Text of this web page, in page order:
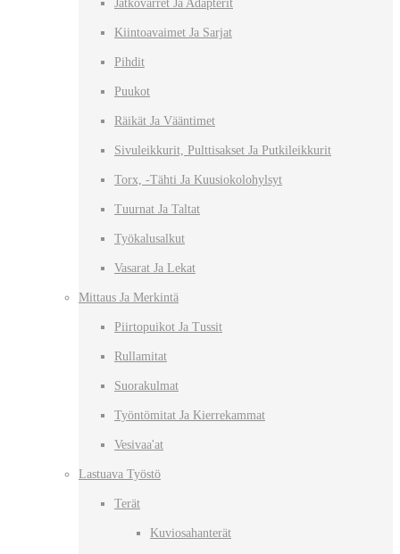
Jatkovarret Ja Adapterit
Kiintoavaimet Ja Sarjat
Pihdit
Puukot
Räikät Ja Vääntimet
Sivuleikkurit, Pulttisakset Ja Putkileikkurit
Torx, -tähti Ja Kuusiokolohylsyt
Tuurnat Ja Taltat
Työkalusalkut
Vasarat Ja Lekat
Mittaus Ja Merkintä
Piirtopuikot Ja Tussit
Rullamitat
Suorakulmat
Työntömitat Ja Kierrekammat
Vesivaa'at
Lastuava Työstö
Terät
Kuviosahanterät